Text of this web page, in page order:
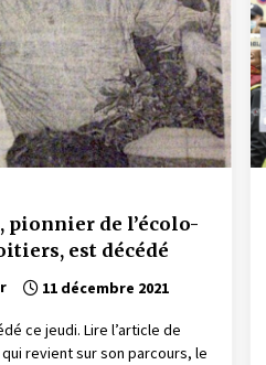
pion­nier de l’éco­lo­
est décédé
11 décembre 2021
ce jeudi. Lire l’article de
revient sur son parcours, le